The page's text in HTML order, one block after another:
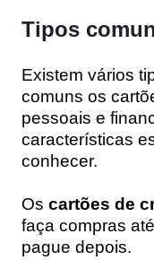
Tipos
Existem vários
comuns os
pessoais e
características
conhecer.
Os cartões de
faça compras
pague depois.